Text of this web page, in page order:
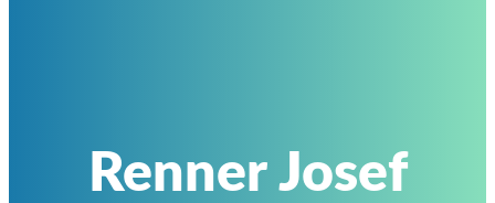
Renner Josef